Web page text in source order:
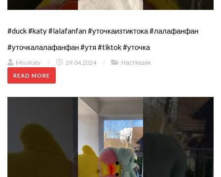
#duck #katy #lalafanfan #уточкаизтиктока #лалафанфан
#уточкалалафанфан #утя #tiktok #уточка
MissKaty / 29.04.2024 / Настюшик
READ MORE